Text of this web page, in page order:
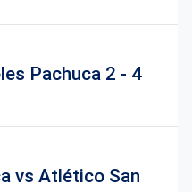
Pachuca 2 - 4
vs Atlético San